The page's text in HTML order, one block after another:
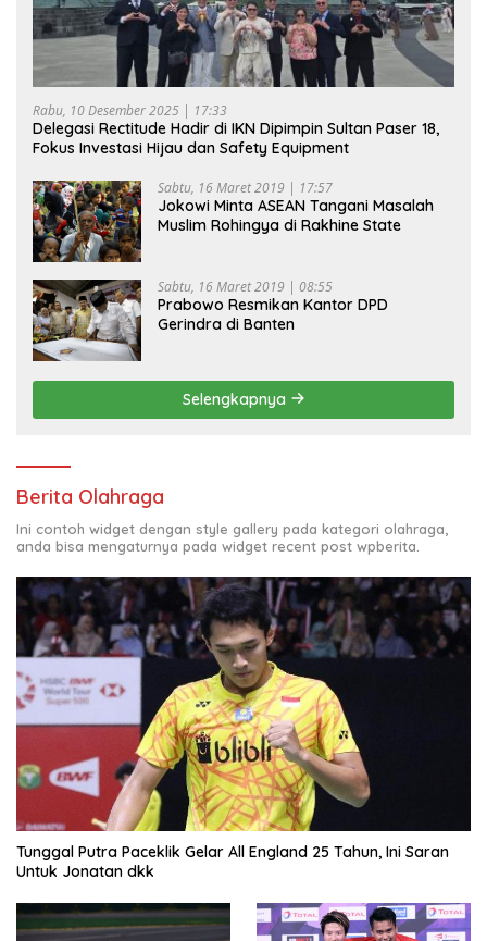
Rabu, 10 Desember 2025 | 17:33
Delegasi Rectitude Hadir di IKN Dipimpin Sultan Paser 18,
Fokus Investasi Hijau dan Safety Equipment
Sabtu, 16 Maret 2019 | 17:57
Jokowi Minta ASEAN Tangani Masalah
Muslim Rohingya di Rakhine State
Sabtu, 16 Maret 2019 | 08:55
Prabowo Resmikan Kantor DPD
Gerindra di Banten
Selengkapnya
Berita Olahraga
Ini contoh widget dengan style gallery pada kategori olahraga,
anda bisa mengaturnya pada widget recent post wpberita.
Tunggal Putra Paceklik Gelar All England 25 Tahun, Ini Saran
Untuk Jonatan dkk